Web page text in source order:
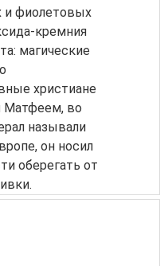
и фиолетовых
кремния
магические
христиане
Матфеем, во
называли
он носил
оберегать от